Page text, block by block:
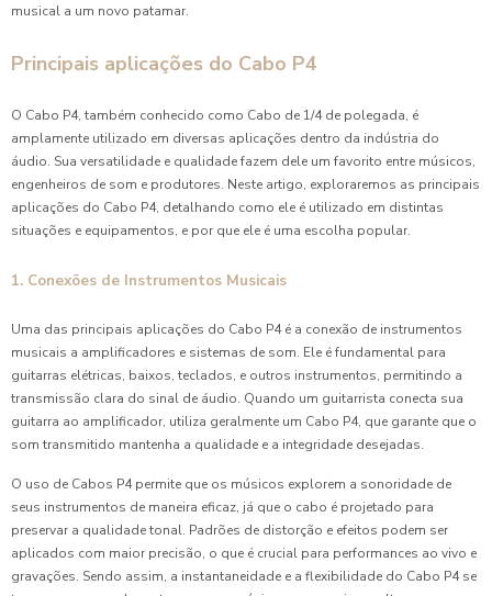
musical a um novo patamar.
Principais aplicações do Cabo P4
O Cabo P4, também conhecido como Cabo de 1/4 de polegada, é
amplamente utilizado em diversas aplicações dentro da indústria do
áudio. Sua versatilidade e qualidade fazem dele um favorito entre músicos,
engenheiros de som e produtores. Neste artigo, exploraremos as principais
aplicações do Cabo P4, detalhando como ele é utilizado em distintas
situações e equipamentos, e por que ele é uma escolha popular.
1. Conexões de Instrumentos Musicais
Uma das principais aplicações do Cabo P4 é a conexão de instrumentos
musicais a amplificadores e sistemas de som. Ele é fundamental para
guitarras elétricas, baixos, teclados, e outros instrumentos, permitindo a
transmissão clara do sinal de áudio. Quando um guitarrista conecta sua
guitarra ao amplificador, utiliza geralmente um Cabo P4, que garante que o
som transmitido mantenha a qualidade e a integridade desejadas.
O uso de Cabos P4 permite que os músicos explorem a sonoridade de
seus instrumentos de maneira eficaz, já que o cabo é projetado para
preservar a qualidade tonal. Padrões de distorção e efeitos podem ser
aplicados com maior precisão, o que é crucial para performances ao vivo e
gravações. Sendo assim, a instantaneidade e a flexibilidade do Cabo P4 se